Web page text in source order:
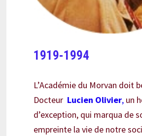
1919-1994
L’Académie du Morvan doit
Docteur Lucien Olivier,un
d’exception, qui marqua de
empreinte la vie de notre